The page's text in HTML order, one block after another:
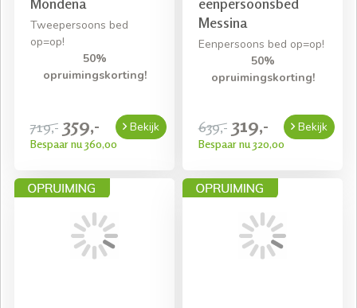
Tweepersoons bed
op=op!
50%
opruimingskorting!
719,- 359,-
Bespaar nu 360,00
Bekijk
Messina
Eenpersoons bed op=op!
50%
opruimingskorting!
639,- 319,-
Bespaar nu 320,00
Bekijk